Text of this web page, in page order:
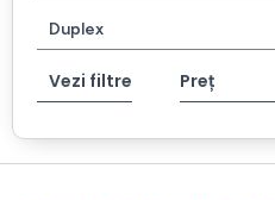
proprietar
avantajos.
Duplex
Vezi filtre Preț